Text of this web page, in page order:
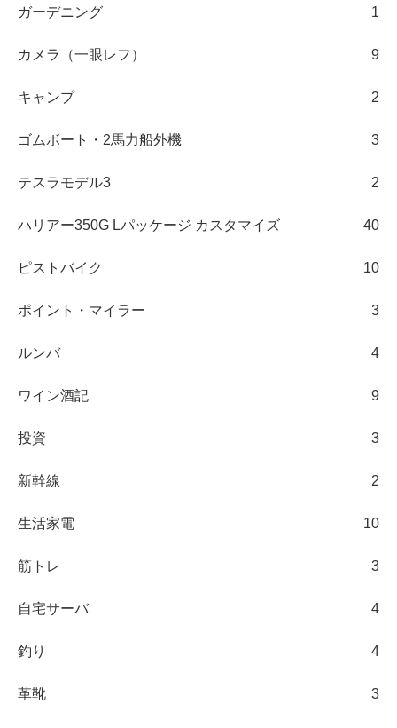
ガーデニング 1
カメラ（一眼レフ） 9
キャンプ 2
ゴムボート・2馬力船外機 3
テスラモデル3 2
ハリアー350G Lパッケージ カスタマイズ 40
ピストバイク 10
ポイント・マイラー 3
ルンバ 4
ワイン酒記 9
投資 3
新幹線 2
生活家電 10
筋トレ 3
自宅サーバ 4
釣り 4
革靴 3